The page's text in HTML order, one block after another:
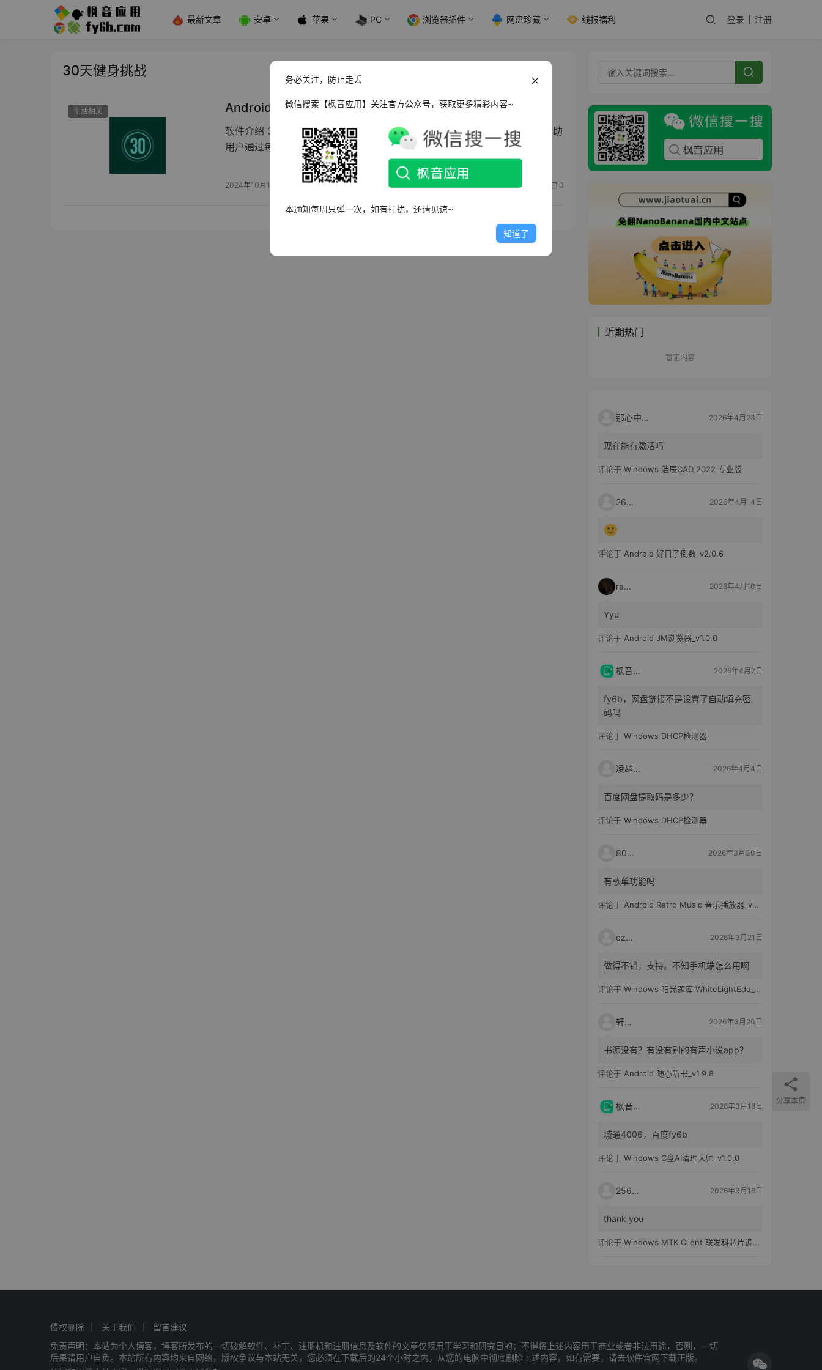
最新文章 安卓 苹果 PC 浏览器插件 网盘珍藏 线报福利 登录 注册
30天健身挑战
生活相关 Android 30天健身挑战_v2.0.10 绿化版
软件介绍 30天健身挑战APP是一款充满活力和激励的安卓健身应用，旨在帮助
用户通过每天的锻炼挑战，塑…
2024年10月14日 0
近期热门
暂无内容
那心中的话 2026年4月23日
现在能有激活吗
评论于 Windows 浩辰CAD 2022 专业版
2603 2026年4月14日
评论于 Android 好日子倒数_v2.0.6
raka 2026年4月10日
Yyu
评论于 Android JM浏览器_v1.0.0
枫音应用 2026年4月7日
fy6b，网盘链接不是设置了自动填充密
码吗
评论于 Windows DHCP检测器
凌越电子 2026年4月4日
百度网盘提取码是多少？
评论于 Windows DHCP检测器
80521 2026年3月30日
有歌单功能吗
评论于 Android Retro Music 音乐播放器_v6.6.0
czh7 2026年3月21日
做得不错，支持。不知手机端怎么用啊
评论于 Windows 阳光题库 WhiteLightEdu_v2.0.0
轩爸 2026年3月20日
书源没有？有没有别的有声小说app？
评论于 Android 随心听书_v1.9.8
枫音应用 2026年3月18日
城通4006，百度fy6b
评论于 Windows C盘AI清理大师_v1.0.0
25651 2026年3月18日
thank you
评论于 Windows MTK Client 联发科芯片调试工具_v2.01 汉化版
侵权删除 关于我们
留言建议
免责声明：本站为个人博客，博客所发布的一切破解软件、补丁、注册机和注册信息及软件的文章仅限用于学习和研究目的；不得将上述内容用于商业或者非法用途，否则，一切
后果请用户自负。本站所有内容均来自网络，版权争议与本站无关，您必须在下载后的24个小时之内，从您的电脑中彻底删除上述内容，如有需要，请去软件官网下载正版。
分享本页
务必关注，防止走丢
微信搜索【枫音应用】关注官方公众号，获取更多精彩内容~
本通知每周只弹一次，如有打扰，还请见谅~
知道了